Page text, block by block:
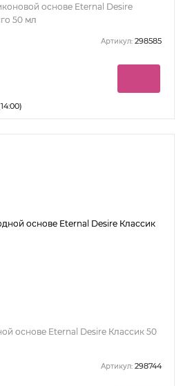
основе Eternal Desire
50 мл
Артикул: 298585
основе Eternal Desire Классик 50
Артикул: 298744